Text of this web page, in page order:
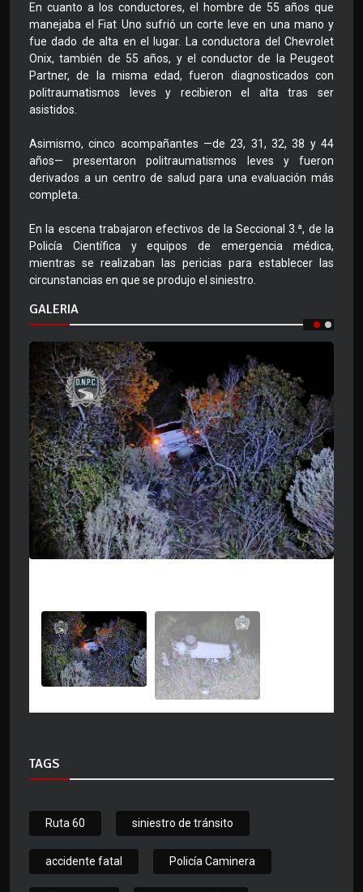
En cuanto a los conductores, el hombre de 55 años que
manejaba el Fiat Uno sufrió un corte leve en una mano y
fue dado de alta en el lugar. La conductora del Chevrolet
Onix, también de 55 años, y el conductor de la Peugeot
Partner, de la misma edad, fueron diagnosticados con
politraumatismos leves y recibieron el alta tras ser
asistidos.
Asimismo, cinco acompañantes —de 23, 31, 32, 38 y 44
años— presentaron politraumatismos leves y fueron
derivados a un centro de salud para una evaluación más
completa.
En la escena trabajaron efectivos de la Seccional 3.ª, de la
Policía Científica y equipos de emergencia médica,
mientras se realizaban las pericias para establecer las
circunstancias en que se produjo el siniestro.
GALERIA
TAGS
Ruta 60 siniestro de tránsito
accidente fatal Policía Caminera